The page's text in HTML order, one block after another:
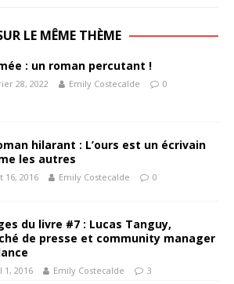
LE MÊME THÈME
: un roman percutant !
28, 2022 Emily Costecalde 0
hilarant : L’ours est un écrivain
les autres
16, 2016 Emily Costecalde 0
du livre #7 : Lucas Tanguy,
de presse et community manager
1, 2016 Emily Costecalde 3